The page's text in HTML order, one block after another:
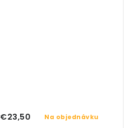
Na objednávku
€23,50